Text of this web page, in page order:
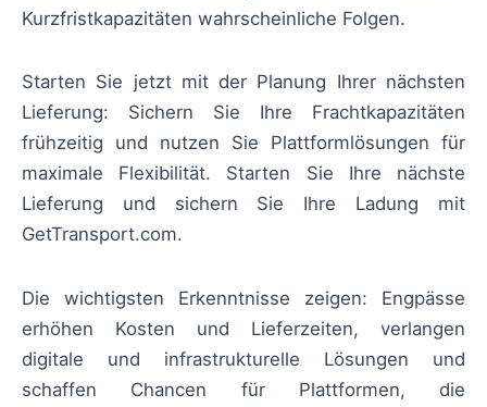
Kurzfristkapazitäten wahrscheinliche Folgen.
Starten Sie jetzt mit der Planung Ihrer nächsten
Lieferung: Sichern Sie Ihre Frachtkapazitäten
frühzeitig und nutzen Sie Plattformlösungen für
maximale Flexibilität. Starten Sie Ihre nächste
Lieferung und sichern Sie Ihre Ladung mit
GetTransport.com.
Die wichtigsten Erkenntnisse zeigen: Engpässe
erhöhen Kosten und Lieferzeiten, verlangen
digitale und infrastrukturelle Lösungen und
schaffen Chancen für Plattformen, die